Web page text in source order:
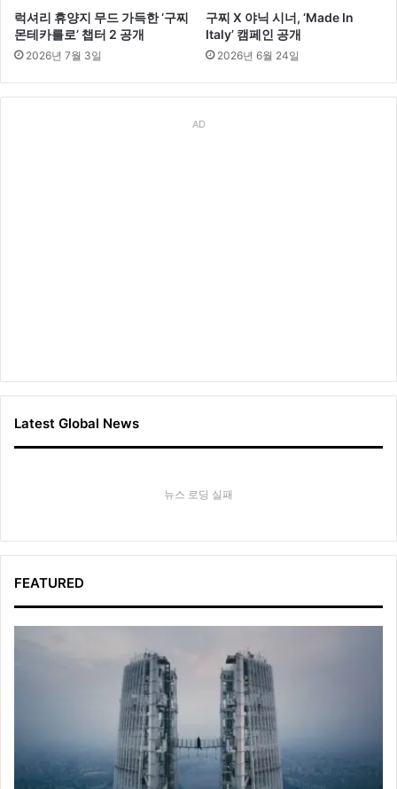
럭셔리 휴양지 무드 가득한 ‘구찌
몬테카를로’ 챕터 2 공개
2026년 7월 3일
구찌 X 야닉 시너, ‘Made In
Italy’ 캠페인 공개
2026년 6월 24일
AD
Latest Global News
뉴스 로딩 실패
FEATURED